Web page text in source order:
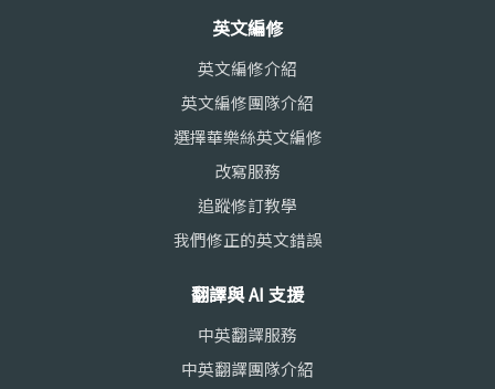
英文編修
英文編修介紹
英文編修團隊介紹
選擇華樂絲英文編修
改寫服務
追蹤修訂教學
我們修正的英文錯誤
翻譯與 AI 支援
中英翻譯服務
中英翻譯團隊介紹